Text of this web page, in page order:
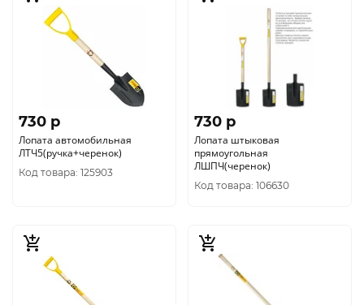
730 p
Лопата автомобильная
ЛТЧ5(ручка+черенок)
Код товара: 125903
730 p
Лопата штыковая
прямоугольная
ЛШПЧ(черенок)
Код товара: 106630